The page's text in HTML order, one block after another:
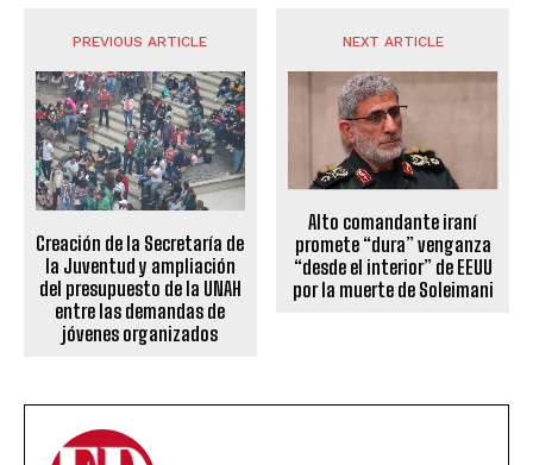
PREVIOUS ARTICLE
Creación de la Secretaría de
la Juventud y ampliación
del presupuesto de la UNAH
entre las demandas de
jóvenes organizados
NEXT ARTICLE
Alto comandante iraní
promete “dura” venganza
“desde el interior” de EEUU
por la muerte de Soleimani